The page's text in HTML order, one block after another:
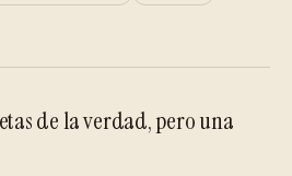
de la verdad, pero una